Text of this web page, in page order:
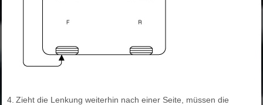
4. Zieht die Lenkung weiterhin nach einer Seite, müssen die